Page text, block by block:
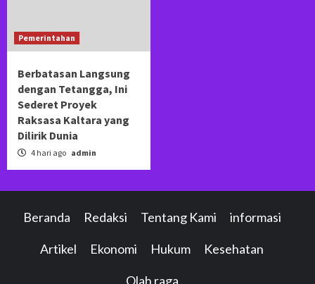
Pemerintahan
Berbatasan Langsung
dengan Tetangga, Ini
Sederet Proyek
Raksasa Kaltara yang
Dilirik Dunia
4 hari ago admin
Beranda Redaksi Tentang Kami informasi
Artikel Ekonomi Hukum Kesehatan
Olah raga